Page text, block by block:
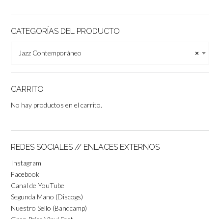
CATEGORÍAS DEL PRODUCTO
×
Jazz Contemporáneo
CARRITO
No hay productos en el carrito.
REDES SOCIALES // ENLACES EXTERNOS
Instagram
Facebook
Canal de YouTube
Segunda Mano (Discogs)
Nuestro Sello (Bandcamp)